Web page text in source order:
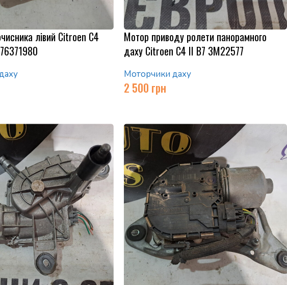
лівий Citroen C4
Мотор приводу ролети панорамного
даху Citroen C4 II B7 3M22577
Моторчики даху
2 500 грн